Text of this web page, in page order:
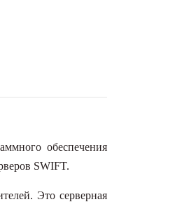
обеспечения
SWIFT.
Это серверная